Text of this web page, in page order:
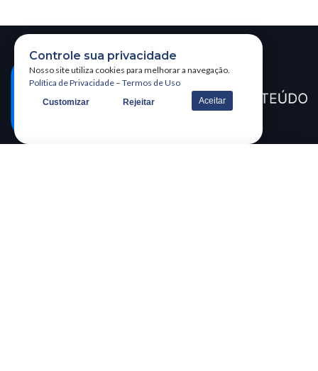
Controle sua privacidade
Nosso site utiliza cookies para melhorar a navegação.
Política de Privacidade – Termos de Uso
Customizar Rejeitar Aceitar